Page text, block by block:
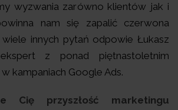
wyzwania zarówno klientów jak i
nam się zapalić czerwona
innych pytań odpowie Łukasz
z ponad piętnastoletnim
kampaniach Google Ads.
Cię przyszłość marketingu